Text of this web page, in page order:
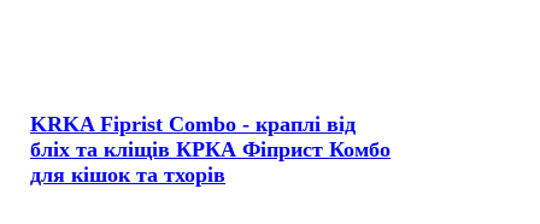
KRKA Fiprist Combo - краплі від
бліх та кліщів КРКА Фіприст Комбо
для кішок та тхорів